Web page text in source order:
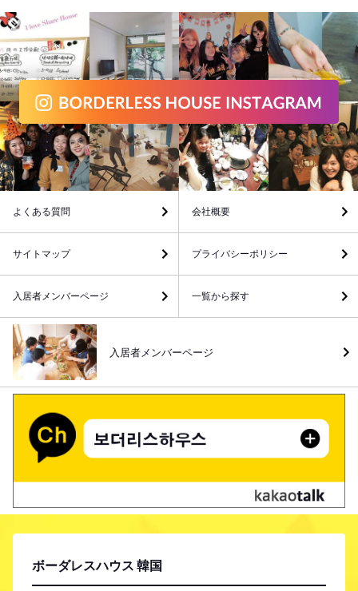
ボーダレスハウス 韓国
よくある質問 会社概要
サイトマップ プライバシーポリシー
入居者メンバーページ 一覧から探す
入居者メンバーページ